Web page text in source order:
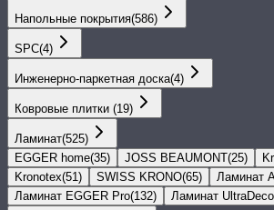
Напольные покрытия(586)
SPС(4)
Инженерно-паркетная доска(4)
Ковровые плитки (19)
Ламинат(525)
EGGER home(35) JOSS BEAUMONT(25)
Kronotex(51 ) SWISS KRONO(65) Ламинат
Ламинат EGGER Pro(132) Ламинат